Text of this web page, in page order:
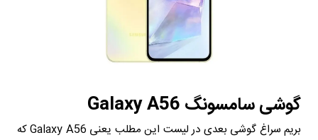
گوشی سامسونگ Galaxy A56
بریم سراغ گوشی بعدی در لیست این مطلب یعنی Galaxy A56 که